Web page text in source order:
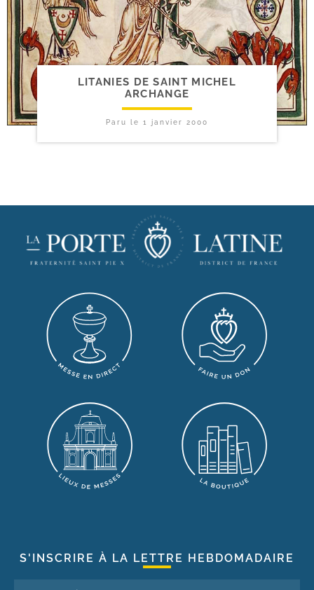
LITANIES DE SAINT MICHEL
ARCHANGE
Paru le 1 janvier 2000
S'INSCRIRE À LA LETTRE HEBDOMADAIRE